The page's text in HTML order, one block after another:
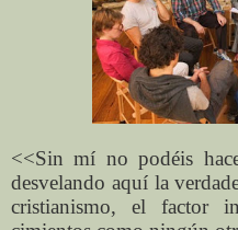
<<Sin mí no podéis
desvelando aquí la
cristianismo, el factor